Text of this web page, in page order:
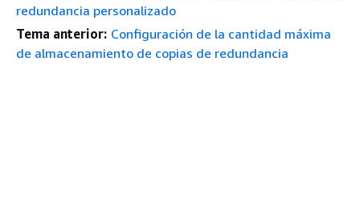
redundancia personalizado
Tema anterior: Configuración de la cantidad máxima
de almacenamiento de copias de redundancia